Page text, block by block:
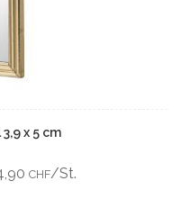
x 5 cm
CHF/St.